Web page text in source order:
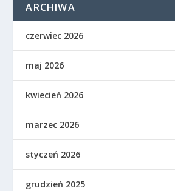
ARCHIWA
czerwiec 2026
maj 2026
kwiecień 2026
marzec 2026
styczeń 2026
grudzień 2025